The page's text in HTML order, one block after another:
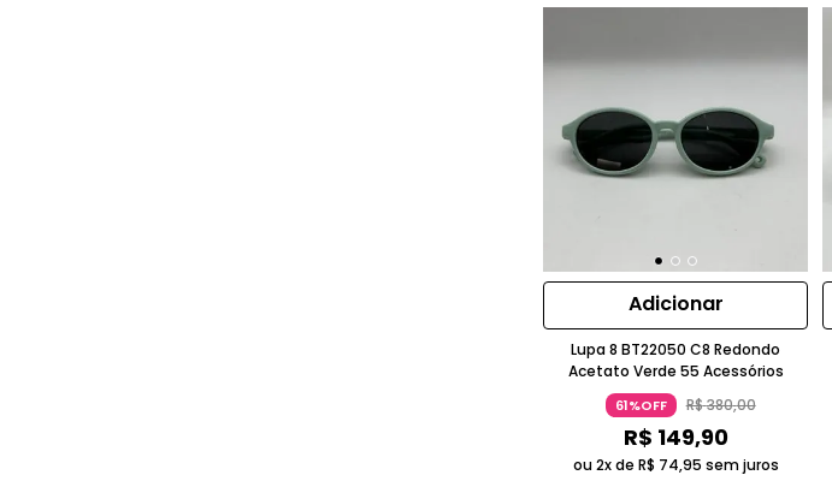
Adicionar
Lupa 8 BT22050 C8 Redondo
Acetato Verde 55 Acessórios
61%OFF R$380,00
R$ 149,90
ou 2x de R$ 74,95 sem juros